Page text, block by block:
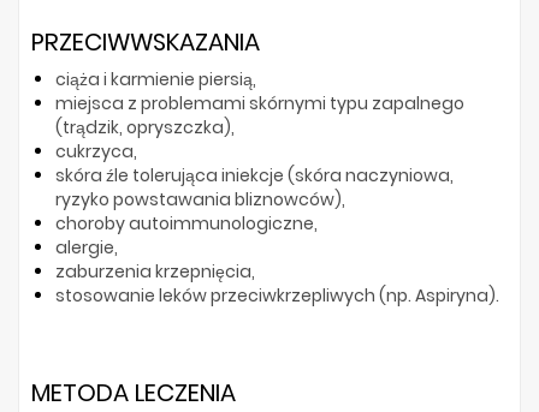
PRZECIWWSKAZANIA
ciąża i karmienie piersią,
miejsca z problemami skórnymi typu zapalnego
(trądzik, opryszczka),
cukrzyca,
skóra źle tolerująca iniekcje (skóra naczyniowa,
ryzyko powstawania bliznowców),
choroby autoimmunologiczne,
alergie,
zaburzenia krzepnięcia,
stosowanie leków przeciwkrzepliwych (np. Aspiryna).
METODA LECZENIA